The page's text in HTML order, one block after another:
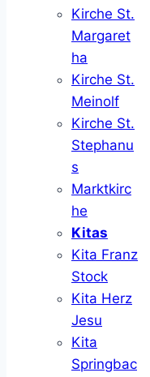
Kirche St.
Margaret
ha
Kirche St.
Meinolf
Kirche St.
Stephanu
s
Marktkirc
he
Kitas
Kita Franz
Stock
Kita Herz
Jesu
Kita
Springbac